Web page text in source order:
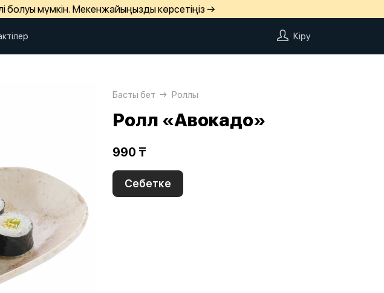
болуы мүмкін. Мекенжайыңызды көрсетіңіз →
Кіру
Басты бет Роллы
Ролл «Авокадо»
990 ₸
Себетке